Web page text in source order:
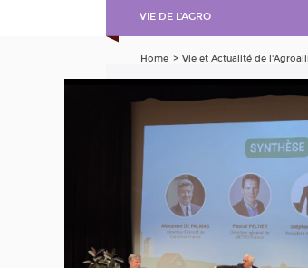
VIE DE L’AGRO
Home Vie et Actualité de